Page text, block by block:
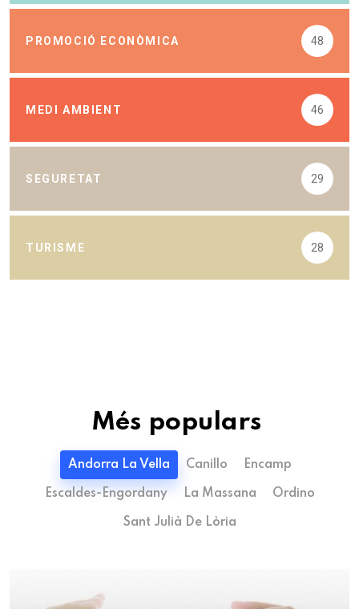
PROMOCIÓ ECONÒMICA 48
MEDI AMBIENT 46
SEGURETAT 29
TURISME 28
Més populars
Andorra La Vella Canillo Encamp
Escaldes-Engordany La Massana Ordino
Sant Julià De Lòria